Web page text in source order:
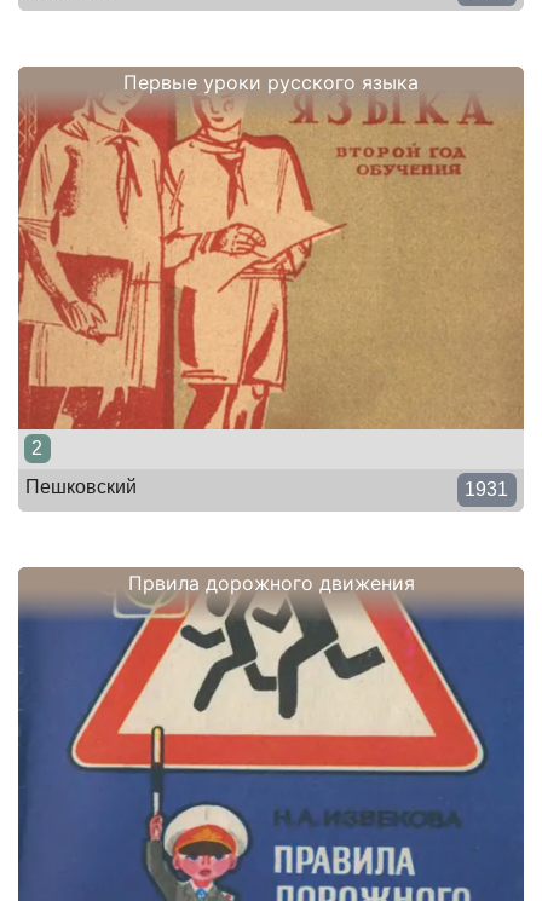
Первые уроки русского языка
2
Пешковский
1931
Првила дорожного движения